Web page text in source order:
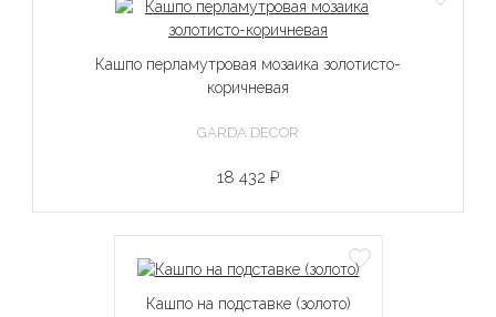
Кашпо перламутровая мозаика золотисто-
коричневая
GARDA DECOR
18 432 ₽
Кашпо на подставке (золото)